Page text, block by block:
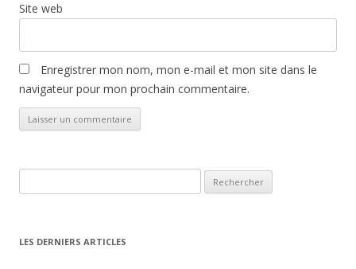
Site web
Enregistrer mon nom, mon e-mail et mon site dans le
navigateur pour mon prochain commentaire.
LES DERNIERS ARTICLES